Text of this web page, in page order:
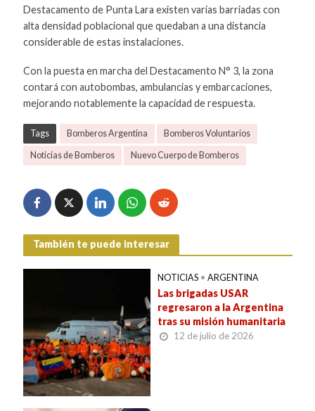
Destacamento de Punta Lara existen varias barriadas con
alta densidad poblacional que quedaban a una distancia
considerable de estas instalaciones.
Con la puesta en marcha del Destacamento N° 3, la zona
contará con autobombas, ambulancias y embarcaciones,
mejorando notablemente la capacidad de respuesta.
Tags Bomberos Argentina Bomberos Voluntarios
Noticias de Bomberos Nuevo Cuerpo de Bomberos
También te puede interesar
NOTICIAS • ARGENTINA
Las brigadas USAR
regresaron a la Argentina
tras su misión humanitaria
12 de julio de 2026